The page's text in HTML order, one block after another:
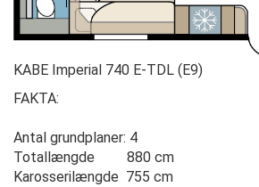
KABE Imperial 740 E-TDL (E9)
FAKTA:
Antal grundplaner: 4
Totallængde 880 cm
Karosserilængde 755 cm